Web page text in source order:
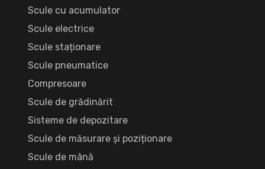
Scule cu acumulator
Scule electrice
Scule staționare
Scule pneumatice
Compresoare
Scule de grădinărit
Sisteme de depozitare
Scule de măsurare și poziționare
Scule de mână